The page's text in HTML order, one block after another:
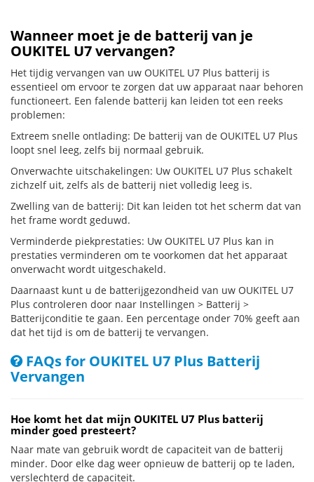
Wanneer moet je de batterij van je
OUKITEL U7 vervangen?
Het tijdig vervangen van uw OUKITEL U7 Plus batterij is
essentieel om ervoor te zorgen dat uw apparaat naar behoren
functioneert. Een falende batterij kan leiden tot een reeks
problemen:
Extreem snelle ontlading: De batterij van de OUKITEL U7 Plus
loopt snel leeg, zelfs bij normaal gebruik.
Onverwachte uitschakelingen: Uw OUKITEL U7 Plus schakelt
zichzelf uit, zelfs als de batterij niet volledig leeg is.
Zwelling van de batterij: Dit kan leiden tot het scherm dat van
het frame wordt geduwd.
Verminderde piekprestaties: Uw OUKITEL U7 Plus kan in
prestaties verminderen om te voorkomen dat het apparaat
onverwacht wordt uitgeschakeld.
Daarnaast kunt u de batterijgezondheid van uw OUKITEL U7
Plus controleren door naar Instellingen > Batterij >
Batterijconditie te gaan. Een percentage onder 70% geeft aan
dat het tijd is om de batterij te vervangen.
FAQs for OUKITEL U7 Plus Batterij
Vervangen
Hoe komt het dat mijn OUKITEL U7 Plus batterij
minder goed presteert?
Naar mate van gebruik wordt de capaciteit van de batterij
minder. Door elke dag weer opnieuw de batterij op te laden,
verslechterd de capaciteit.